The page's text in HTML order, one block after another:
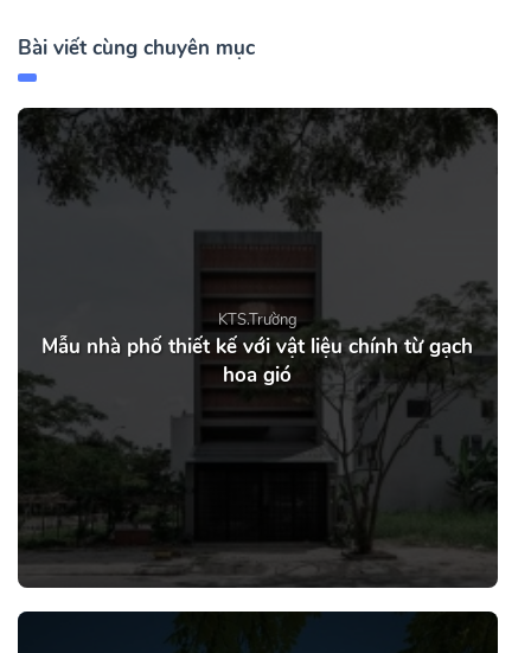
Bài viết cùng chuyên mục
KTS.Trường
Mẫu nhà phố thiết kế với vật liệu chính từ gạch
hoa gió